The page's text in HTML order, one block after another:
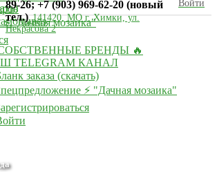
"Дачная мозаика"
89-26; +7 (903) 969-62-20 (новый
тел.) 141420, МО г. Химки, ул.
Некрасова 2
Войти
БРЕНДЫ 🔥
TELEGRAM КАНАЛ
заказа (скачать)
⚡ "Дачная мозаика"